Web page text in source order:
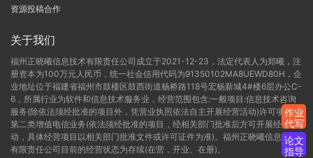
资源投稿合作
关于我们
福州正晓曦信息技术有限责任公司成立于2021-12-23，法定代表人为郑曦，注
册资本为100万元人民币，统一社会信用代码为91350102MA8UEWD80H，企
业地址位于福建省福州市鼓楼区鼓西街道杨桥路118号宏杨新城4#楼6层办公C-
6，所属行业为软件和信息技术服务业，经营范围包含:一般项目:信息技术咨询
服务(除依法须经批准的项目外，凭营业执照依法自主开展经营活动)许可项目:
第二类增值电信业务(依法须经批准的项目，经相关部门批准后方可开展经营活
动，具体经营项目以相关部门批准文件或许可证件为准)。福州正晓曦信息技术
有限责任公司目前的经营状态为存续(在营，开业、在册)。
作业
代写
论文
指导